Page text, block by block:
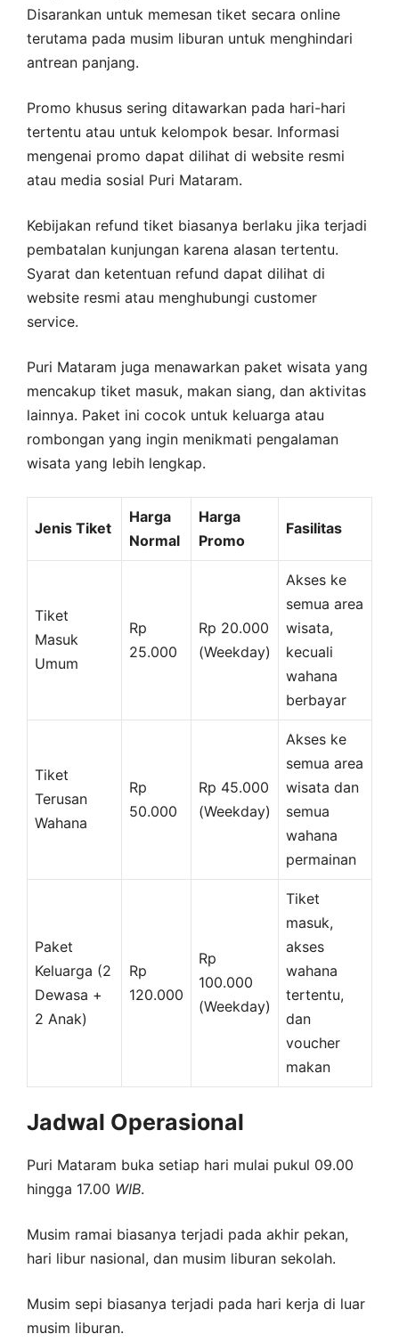
Disarankan untuk memesan tiket secara online
terutama pada musim liburan untuk menghindari
antrean panjang.
Promo khusus sering ditawarkan pada hari-hari
tertentu atau untuk kelompok besar. Informasi
mengenai promo dapat dilihat di website resmi
atau media sosial Puri Mataram.
Kebijakan refund tiket biasanya berlaku jika terjadi
pembatalan kunjungan karena alasan tertentu.
Syarat dan ketentuan refund dapat dilihat di
website resmi atau menghubungi customer
service.
Puri Mataram juga menawarkan paket wisata yang
mencakup tiket masuk, makan siang, dan aktivitas
lainnya. Paket ini cocok untuk keluarga atau
rombongan yang ingin menikmati pengalaman
wisata yang lebih lengkap.
Jenis Tiket
Harga
Normal
Harga
Promo
Fasilitas
Tiket
Masuk
Umum
Rp
25.000
Rp 20.000
(Weekday)
Akses ke
semua area
wisata,
kecuali
wahana
berbayar
Tiket
Terusan
Wahana
Rp
50.000
Rp 45.000
(Weekday)
Akses ke
semua area
wisata dan
semua
wahana
permainan
Paket
Keluarga (2
Dewasa +
2 Anak)
Rp
120.000
Rp
100.000
(Weekday)
Tiket
masuk,
akses
wahana
tertentu,
dan
voucher
makan
Jadwal Operasional
Puri Mataram buka setiap hari mulai pukul 09.00
hingga 17.00 WIB.
Musim ramai biasanya terjadi pada akhir pekan,
hari libur nasional, dan musim liburan sekolah.
Musim sepi biasanya terjadi pada hari kerja di luar
musim liburan.